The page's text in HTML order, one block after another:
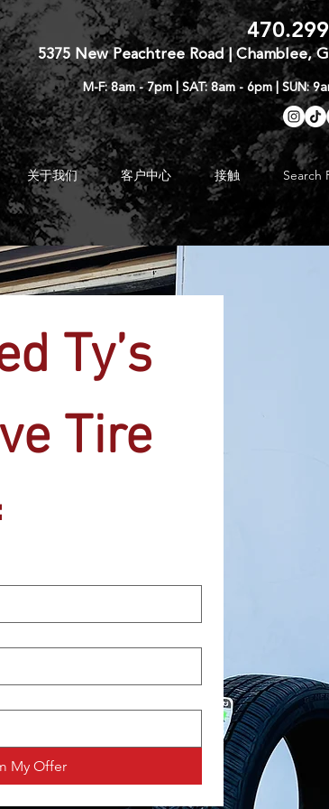
5375 New Peachtree Road | Chamblee,
M-F: 8am - 7pm | SAT: 8am - 6pm | SUN:
关于我们 客户中心 接触 Search
Ty’s
Tire
My Offer